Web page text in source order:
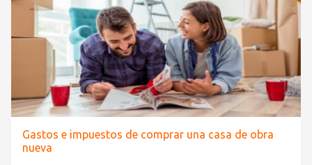
Gastos e impuestos de comprar una casa de obra
nueva